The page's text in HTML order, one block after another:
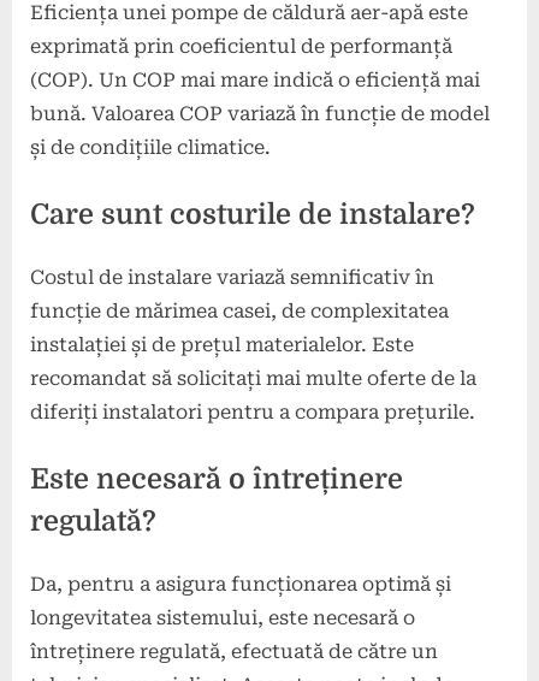
Eficiența unei pompe de căldură aer-apă este
exprimată prin coeficientul de performanță
(COP). Un COP mai mare indică o eficiență mai
bună. Valoarea COP variază în funcție de model
și de condițiile climatice.
Care sunt costurile de instalare?
Costul de instalare variază semnificativ în
funcție de mărimea casei, de complexitatea
instalației și de prețul materialelor. Este
recomandat să solicitați mai multe oferte de la
diferiți instalatori pentru a compara prețurile.
Este necesară o întreținere
regulată?
Da, pentru a asigura funcționarea optimă și
longevitatea sistemului, este necesară o
întreținere regulată, efectuată de către un